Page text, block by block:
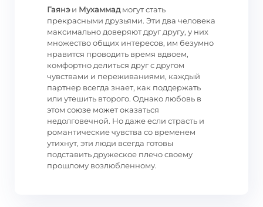
Гаянэи Мухаммадмогут стать
прекрасными друзьями. Эти два человека
максимально доверяют друг другу, у них
множество общих интересов, им безумно
нравится проводить время вдвоем,
комфортно делиться друг с другом
чувствами и переживаниями, каждый
партнер всегда знает, как поддержать
или утешить второго. Однако любовь в
этом союзе может оказаться
недолговечной. Но даже если страсть и
романтические чувства со временем
утихнут, эти люди всегда готовы
подставить дружеское плечо своему
прошлому возлюбленному.